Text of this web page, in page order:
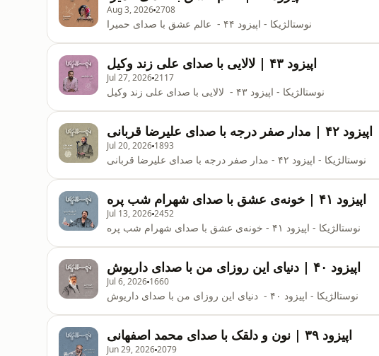
Aug 3, 20262708
نوستالژیکا - اپیزود ۴۴ - عالم عشق با صدای حمیرا
اپیزود ۴۳ | لالایی با صدای علی زند وکیل
Jul 27, 20262117
نوستالژیکا - اپیزود ۴۳ - لالایی با صدای علی زند وکیل
اپیزود ۴۲ | مدار صفر درجه با صدای علیرضا قربانی
Jul 20, 2026 1893
نوستالژیکا - اپیزود ۴۲ - مدار صفر درجه با صدای علیرضا قربانی
اپیزود ۴۱ | خونه‌ی عشق با صدای شهرام شب پره
Jul 13, 20262452
نوستالژیکا - اپیزود ۴۱ - خونه‌ی عشق با صدای شهرام شب پره
اپیزود ۴۰ | دنیای این روزای من با صدای داریوش
Jul 6, 2026 1660
نوستالژیکا - اپیزود ۴۰ - دنیای این روزای من با صدای داریوش
اپیزود ۳۹ | نون و دلقک با صدای محمد اصفهانی
Jun 29, 20262079